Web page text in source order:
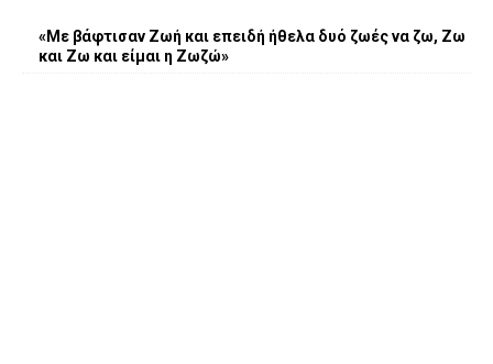
«Με βάφτισαν Ζωή και επειδή ήθελα δυό ζωές να ζω, Ζω
και Ζω και είμαι η Ζωζώ»